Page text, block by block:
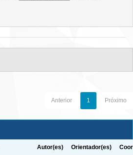
Anterior 1 Próximo
Autor(es) Orientador(es)